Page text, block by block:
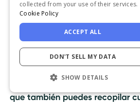
UserGuiding ofrece ahora
avanzadas (pero fáciles de usar).
Con UserGuiding, no solo
onboarding y atraer a usuarios
existentes de forma más rápida
que también puedes recopilar
collected from your use of their services.
Cookie Policy
ACCEPT ALL
DON'T SELL MY DATA
SHOW DETAILS